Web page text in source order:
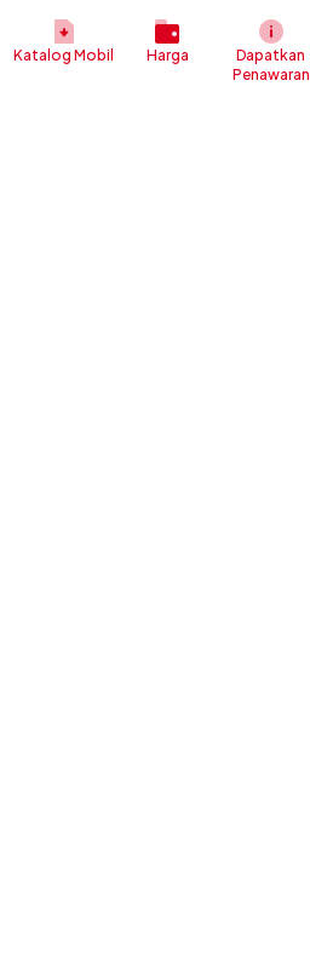
Katalog Mobil Harga
Dapatkan
Penawaran